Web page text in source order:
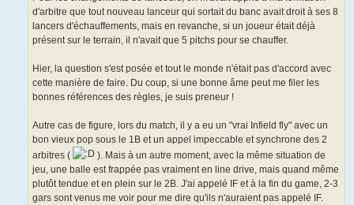
d'arbitre que tout nouveau lanceur qui sortait du banc avait droit à ses 8
lancers d'échauffements, mais en revanche, si un joueur était déjà
présent sur le terrain, il n'avait que 5 pitchs pour se chauffer.
Hier, la question s'est posée et tout le monde n'était pas d'accord avec
cette manière de faire. Du coup, si une bonne âme peut me filer les
bonnes références des règles, je suis preneur !
Autre cas de figure, lors du match, il y a eu un "vrai Infield fly" avec un
bon vieux pop sous le 1B et un appel impeccable et synchrone des 2
arbitres (
). Mais à un autre moment, avec la même situation de
jeu, une balle est frappée pas vraiment en line drive, mais quand même
plutôt tendue et en plein sur le 2B. J'ai appelé IF et à la fin du game, 2-3
gars sont venus me voir pour me dire qu'ils n'auraient pas appelé IF.